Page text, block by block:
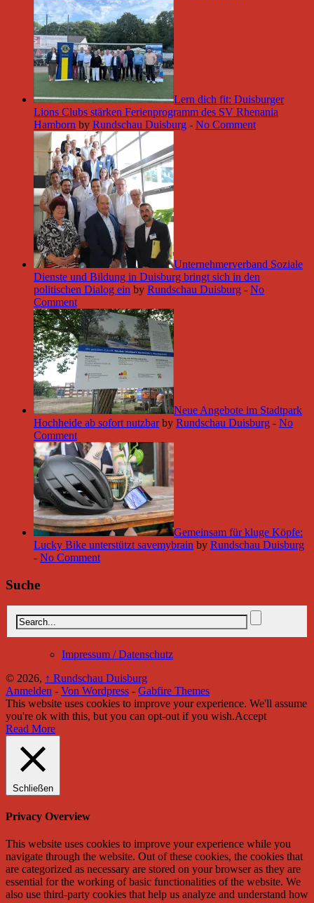
Lern dich fit: Duisburger
Lions Clubs stärken Ferienprogramm des SV Rhenania
Hamborn by Rundschau Duisburg - No Comment
Unternehmerverband Soziale
Dienste und Bildung in Duisburg bringt sich in den
politischen Dialog ein by Rundschau Duisburg - No
Comment
Neue Angebote im Stadtpark
Hochheide ab sofort nutzbar by Rundschau Duisburg - No
Comment
Gemeinsam für kluge Köpfe:
Lucky Bike unterstützt savemybrain by Rundschau Duisburg
- No Comment
Suche
Impressum / Datenschutz
© 2026, ↑ Rundschau Duisburg
Anmelden - Von Wordpress - Gabfire Themes
This website uses cookies to improve your experience. We'll assume
you're ok with this, but you can opt-out if you wish.Accept
Read More
Schließen
Privacy Overview
This website uses cookies to improve your experience while you
navigate through the website. Out of these cookies, the cookies that
are categorized as necessary are stored on your browser as they are
essential for the working of basic functionalities of the website. We
also use third-party cookies that help us analyze and understand how